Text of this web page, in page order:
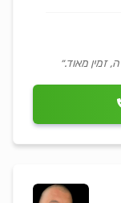
זמין מאוד.״